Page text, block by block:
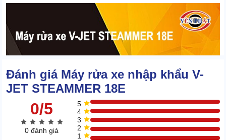
Đánh giá Máy rửa xe nhập khẩu V-
JET STEAMMER 18E
0/5
0 đánh giá
5
4
3
2
1